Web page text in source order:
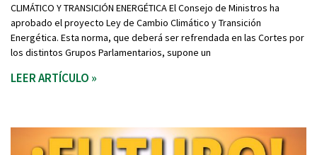
CLIMÁTICO Y TRANSICIÓN ENERGÉTICA El Consejo de Ministros ha
aprobado el proyecto Ley de Cambio Climático y Transición
Energética. Esta norma, que deberá ser refrendada en las Cortes por
los distintos Grupos Parlamentarios, supone un
LEER ARTÍCULO »